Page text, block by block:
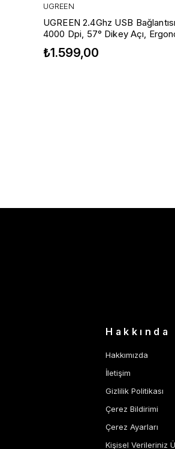
UGREEN
UGREEN 2.4Ghz USB
4000 Dpi, 57° Dikey Açı,
Dikey Kablosuz Gelişmiş Mouse,
Pembe, 55917
₺1.599,00
Hakkında
Hakkımızda
İletişim
Gizlilik Politikası
Çerez Bildirimi
Çerez Ayarları
Kişisel Verileriniz